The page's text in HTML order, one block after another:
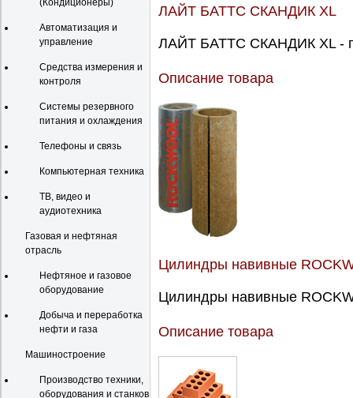
(Кондиционеры)
Автоматизация и
управление
Средства измерения и
контроля
Системы резервного
питания и охлаждения
Телефоны и связь
Компьютерная техника
ТВ, видео и
аудиотехника
Газовая и нефтяная
отрасль
Нефтяное и газовое
оборудование
Добыча и переработка
нефти и газа
Машиностроение
Производство техники,
оборудования и станков
ЛАЙТ БАТТС СКАНДИК XL
ЛАЙТ БАТТС СКАНДИК XL -
Описание товара
Цилиндры навивные
Цилиндры навивные
Описание товара